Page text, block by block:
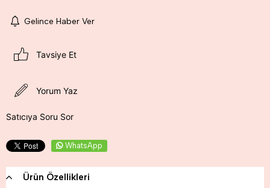
Gelince Haber Ver
Tavsiye Et
Yorum Yaz
Satıcıya Soru Sor
WhatsApp
Ürün Özellikleri